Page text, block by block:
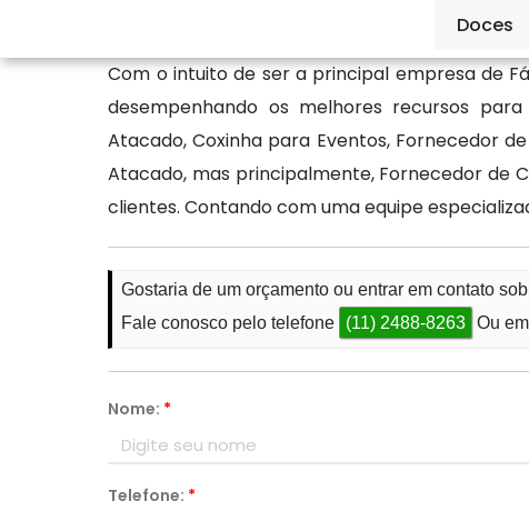
Doces
Com o intuito de ser a principal empresa de
desempenhando os melhores recursos
Atacado, Coxinha para Eventos, Fornecedor
Atacado, mas principalmente, Fornecedor de
clientes. Contando com uma equipe
Gostaria de um orçamento ou entrar em contato
Fale conosco pelo telefone
(11) 2488-8263 Ou
Nome: *
Telefone: *